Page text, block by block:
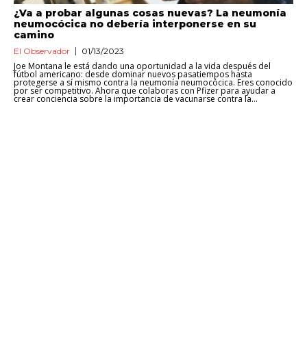
¿Va a probar algunas cosas nuevas? La neumonía
neumocócica no debería interponerse en su
camino
El Observador 01/13/2023
Joe Montana le está dando una oportunidad a la vida después del
fútbol americano: desde dominar nuevos pasatiempos hasta
protegerse a sí mismo contra la neumonía neumocócica. Eres conocido
por ser competitivo. Ahora que colaboras con Pfizer para ayudar a
crear conciencia sobre la importancia de vacunarse contra la...